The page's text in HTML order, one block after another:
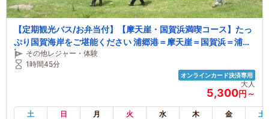
【定期観光バス/お弁当付】【摩天崖・国賀浜満喫コース】たっ
ぷり国賀海岸をご堪能ください 浦郷港＝摩天崖＝国賀浜＝浦郷
港 その他レジャー・体験
1時間45分
オンラインカード決済専用
大人
5,300円～
土 日 月 火 水 木 金 土